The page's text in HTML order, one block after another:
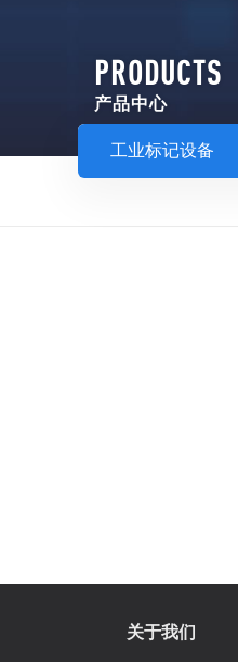
PRODUCTS
产品中心
工业标记设备
关于我们